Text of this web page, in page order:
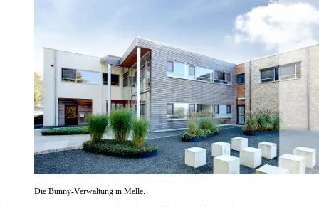
Die Bunny-Verwaltung in Melle.